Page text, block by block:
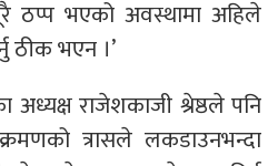
ठप्प भएको अवस्थामा अहिले
ठीक भएन ।’
राजेशकाजी श्रेष्ठले पनि
त्रासले लकडाउनभन्दा